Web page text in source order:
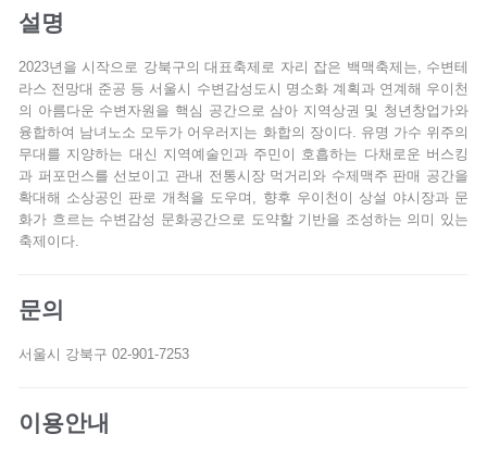
설명
2023년을 시작으로 강북구의 대표축제로 자리 잡은 백맥축제는, 수변테
라스 전망대 준공 등 서울시 수변감성도시 명소화 계획과 연계해 우이천
의 아름다운 수변자원을 핵심 공간으로 삼아 지역상권 및 청년창업가와
융합하여 남녀노소 모두가 어우러지는 화합의 장이다. 유명 가수 위주의
무대를 지양하는 대신 지역예술인과 주민이 호흡하는 다채로운 버스킹
과 퍼포먼스를 선보이고 관내 전통시장 먹거리와 수제맥주 판매 공간을
확대해 소상공인 판로 개척을 도우며, 향후 우이천이 상설 야시장과 문
화가 흐르는 수변감성 문화공간으로 도약할 기반을 조성하는 의미 있는
축제이다.
문의
서울시 강북구 02-901-7253
이용안내